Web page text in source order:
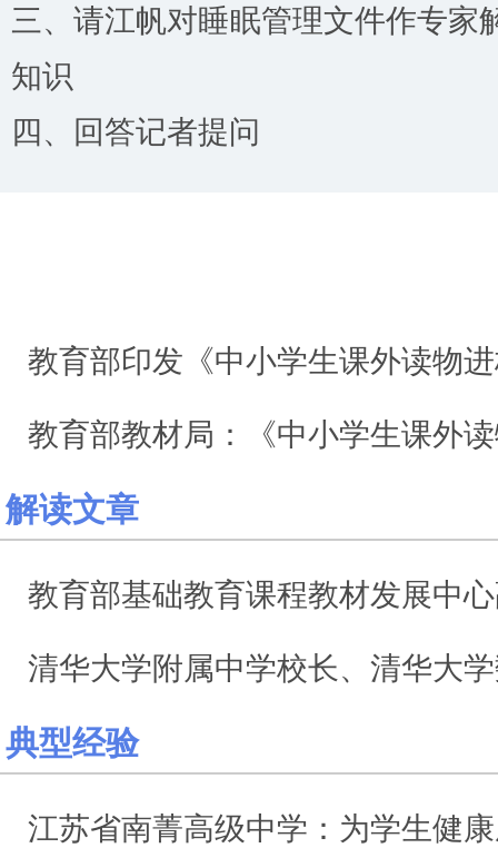
三、请江帆对睡眠管理文件作专家
知识
四、回答记者提问
教育部印发《中小学生课外读物进校
教育部教材局：《中小学生课外读物进校园
解读文章
教育部基础教育课程教材发展中心副主任张国华：净化校园阅读
清华大学附属中学校长、清华大学数学科学系教授王殿军：严把
典型经验
江苏省南菁高级中学：为学生健康成长